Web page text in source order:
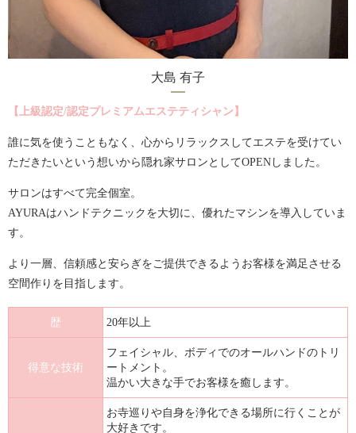
大島 有子
【上級認定/認定プレミアムエステティシャン】
誰に気を使うこともなく、心からリラックスしてエステを受けてい
ただきたいという想いから隠れ家サロンとしてOPENしました。
サロンはすべて完全個室。
AYURAはハンドテクニックを大切に、優れたマシンを導入していま
す。
より一層、信頼感と安らぎをご提供できるようお客様を満足させる
空間作りを目指します。
歴 20年以上
得意な技術
フェイシャル、ボディでのオールハンドのトリ
ートメント。
温かい大きな手でお客様を癒します。
お寺巡りや自身を浄化できる場所に行くことが
大好きです。